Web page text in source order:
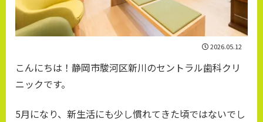
2026.05.12
こんにちは！静岡市駿河区新川のセントラル歯科クリ
ニックです。
5月になり、新生活にも少し慣れてきた頃ではないでし